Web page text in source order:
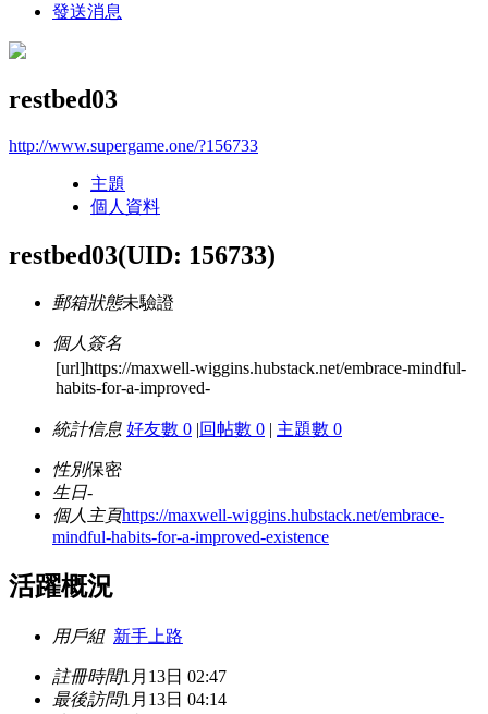
發送消息
restbed03
http://www.supergame.one/?156733
主題
個人資料
restbed03(UID: 156733)
郵箱狀態未驗證
個人簽名
[url]https://maxwell-wiggins.hubstack.net/embrace-mindful-
habits-for-a-improved-
統計信息 好友數 0 |回帖數 0 | 主題數 0
性別保密
生日-
個人主頁https://maxwell-wiggins.hubstack.net/embrace-
mindful-habits-for-a-improved-existence
活躍概況
用戶組 新手上路
註冊時間1月13日 02:47
最後訪問1月13日 04:14